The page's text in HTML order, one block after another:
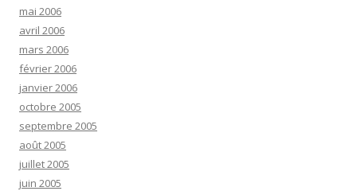
mai 2006
avril 2006
mars 2006
février 2006
janvier 2006
octobre 2005
septembre 2005
août 2005
juillet 2005
juin 2005